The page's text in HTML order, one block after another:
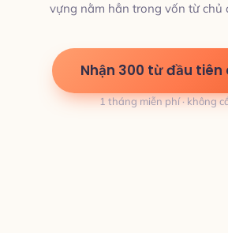
vựng nằm hẳn trong vốn từ chủ
Nhận 300 từ đầu tiên
1 tháng miễn phí · không